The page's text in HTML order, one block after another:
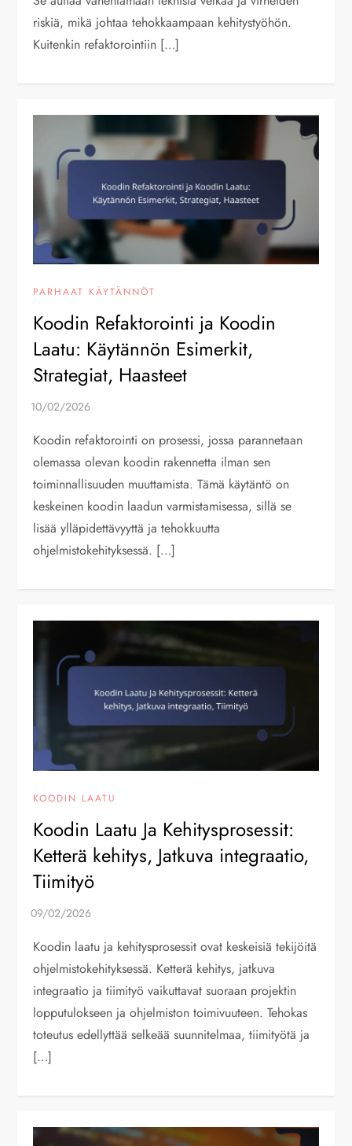
riskiä, mikä johtaa tehokkaampaan kehitystyöhön.
Kuitenkin refaktorointiin […]
PARHAAT KÄYTÄNNÖT
Koodin Refaktorointi ja Koodin
Laatu: Käytännön Esimerkit,
Strategiat, Haasteet
Koodin refaktorointi on prosessi, jossa parannetaan
olemassa olevan koodin rakennetta ilman sen
toiminnallisuuden muuttamista. Tämä käytäntö on
keskeinen koodin laadun varmistamisessa, sillä se
lisää ylläpidettävyyttä ja tehokkuutta
ohjelmistokehityksessä. […]
KOODIN LAATU
Koodin Laatu Ja Kehitysprosessit:
Ketterä kehitys, Jatkuva integraatio,
Tiimityö
Koodin laatu ja kehitysprosessit ovat keskeisiä tekijöitä
ohjelmistokehityksessä. Ketterä kehitys, jatkuva
integraatio ja tiimityö vaikuttavat suoraan projektin
lopputulokseen ja ohjelmiston toimivuuteen. Tehokas
toteutus edellyttää selkeää suunnitelmaa, tiimityötä ja
[…]